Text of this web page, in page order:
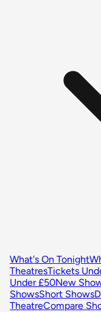
What's On Tonight
TheatresTickets
Under £50New
ShowsShort Shows
TheatreCompare